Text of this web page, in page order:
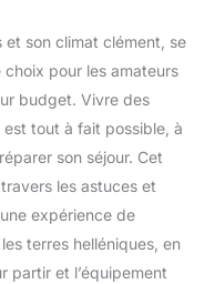
et son climat clément, se
pour les amateurs
budget. Vivre des
tout à fait possible, à
son séjour. Cet
les astuces et
expérience de
terres helléniques, en
partir et l’équipement